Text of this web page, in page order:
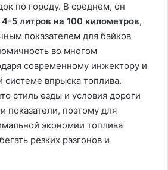
по городу. В среднем, он
4-5 литров на 100 километров,
показателем для байков
во многом
современному инжектору и
системе впрыска топлива.
стиль езды и условия дороги
показатели, поэтому для
экономии топлива
резких разгонов и